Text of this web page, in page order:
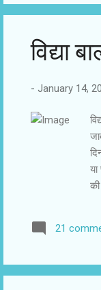
विद्या
- January 14,
21